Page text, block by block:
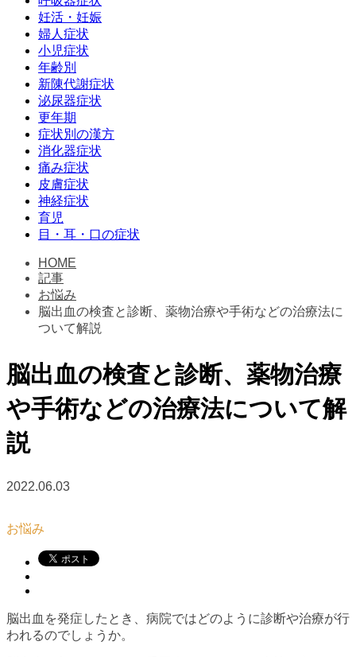
妊活・妊娠
婦人症状
小児症状
年齢別
新陳代謝症状
泌尿器症状
更年期
症状別の漢方
消化器症状
痛み症状
皮膚症状
神経症状
育児
目・耳・口の症状
HOME
記事
お悩み
脳出血の検査と診断、薬物治療や手術などの治療法に
ついて解説
脳出血の検査と診断、薬物治療
や手術などの治療法について解
説
2022.06.03
お悩み
脳出血を発症したとき、病院ではどのように診断や治療が行
われるのでしょうか。